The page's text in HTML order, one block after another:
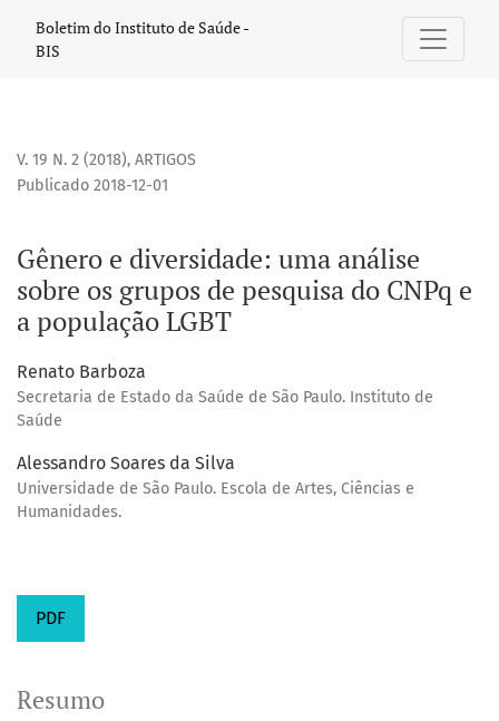
Boletim do Instituto de Saúde -
BIS
V. 19 N. 2 (2018), ARTIGOS
Gênero e diversidade: uma análise
sobre os grupos de pesquisa do CNPq e
a população LGBT
Publicado 2018-12-01
Renato Barboza
Secretaria de Estado da Saúde de São Paulo. Instituto de
Saúde
Alessandro Soares da Silva
Universidade de São Paulo. Escola de Artes, Ciências e
Humanidades.
PDF
Resumo